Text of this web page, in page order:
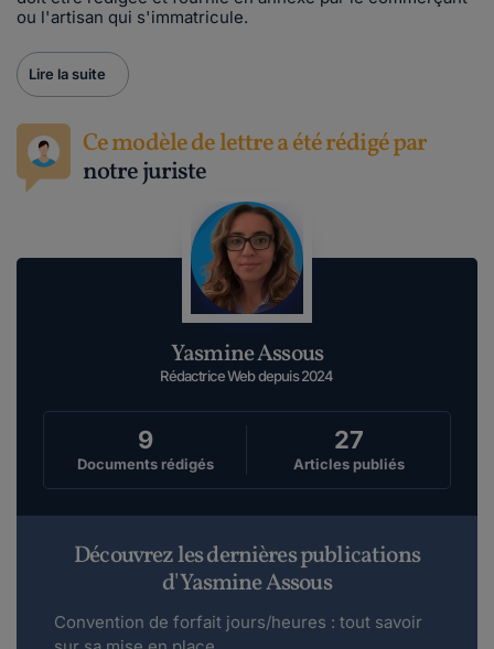
ou l'artisan qui s'immatricule.
Lire la suite
Ce modèle de lettre a été rédigé par
notre juriste
Yasmine Assous
Rédactrice Web depuis 2024
9
Documents rédigés
27
Articles publiés
Découvrez les dernières publications
d'Yasmine Assous
Convention de forfait jours/heures : tout savoir